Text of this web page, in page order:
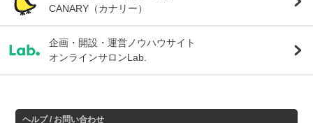
CANARY（カナリー）
企画・開設・運営ノウハウサイト
オンラインサロンLab.
ヘルプ / お問い合わせ